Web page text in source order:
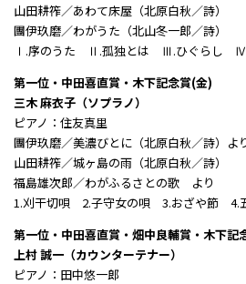
山田耕筰／あわて床屋（北原白秋／詩）
團伊玖磨／わがうた（北山冬一郎／詩）
Ⅰ.序のうた Ⅱ.孤独とは Ⅲ.ひぐらし
第一位・中田喜直賞・木下記念賞(金)
三木 麻衣子（ソプラノ）
ピアノ：住友真里
團伊玖磨／美濃びとに（北原白秋／詩）よ
山田耕筰／城ヶ島の雨（北原白秋／詩）
福島雄次郎／わがふるさとの歌 より
1.刈干切唄 2.子守女の唄 3.おざや節 4.
第一位・中田喜直賞・畑中良輔賞・木下記
上村 誠一（カウンターテナー）
ピアノ：田中悠一郎